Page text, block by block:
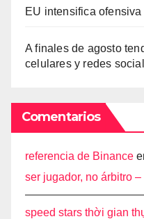
EU intensifica
A finales de agosto
celulares y redes
Comentarios
referencia de Binance
ser jugador, no árbitro
speed stars thời gian